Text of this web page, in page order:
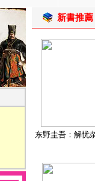
新書推薦
东野圭吾：解忧